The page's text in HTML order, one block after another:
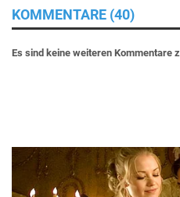
KOMMENTARE (40)
Es sind keine weiteren Kommentare